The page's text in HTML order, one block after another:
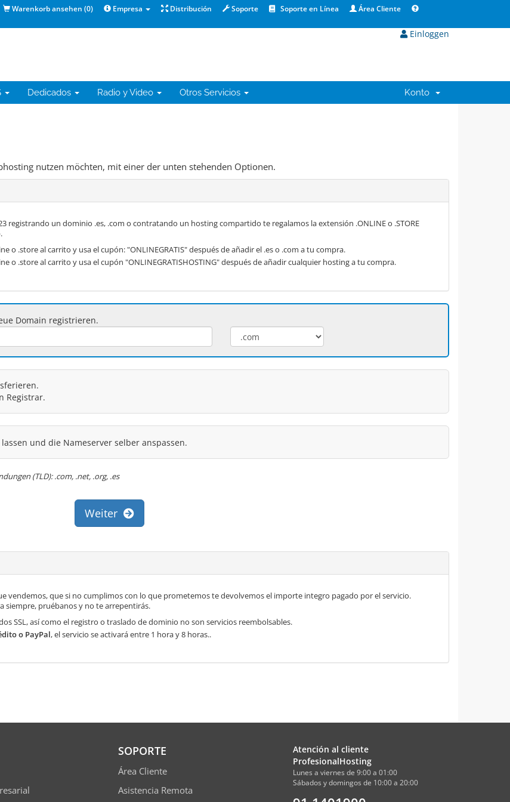
Warenkorb ansehen (0) Empresa Distribución Soporte Soporte en Línea
Área Cliente
Einloggen
Dedicados Radio y Video Otros Servicios Konto
nutzen möchten, mit einer der unten stehenden Optionen.
registrando un dominio .es, .com o contratando un hosting compartido te regalamos la extensión .ONLINE o .STORE
o .store al carrito y usa el cupón: "ONLINEGRATIS" después de añadir el .es o .com a tu compra.
o .store al carrito y usa el cupón "ONLINEGRATISHOSTING" después de añadir cualquier hosting a tu compra.
Domain registrieren.
Registrar.
und die Nameserver selber anspassen.
(TLD): .com, .net, .org, .es
Weiter
vendemos, que si no cumplimos con lo que prometemos te devolvemos el importe integro pagado por el servicio.
siempre, pruébanos y no te arrepentirás.
SSL, así como el registro o traslado de dominio no son servicios reembolsables.
o PayPal, el servicio se activará entre 1 hora y 8 horas..
SOPORTE
Área Cliente
Asistencia Remota
Atención al cliente
ProfesionalHosting
Lunes a viernes de 9:00 a 01:00
Sábados y domingos de 10:00 a 20:00